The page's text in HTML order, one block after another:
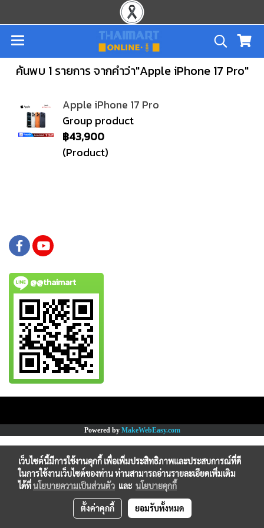
ค้นพบ 1 รายการ จากคำว่า"Apple iPhone 17 Pro"
Apple iPhone 17 Pro
Group product
฿43,900
(Product)
@@thaimart
Powered by MakeWebEasy.com
เว็บไซต์นี้มีการใช้งานคุกกี้ เพื่อเพิ่มประสิทธิภาพและประสบการณ์ที่ดี
ในการใช้งานเว็บไซต์ของท่าน ท่านสามารถอ่านรายละเอียดเพิ่มเติม
ได้ที่นโยบายความเป็นส่วนตัว และ นโยบายคุกกี้
ตั้งค่าคุกกี้ ยอมรับทั้งหมด